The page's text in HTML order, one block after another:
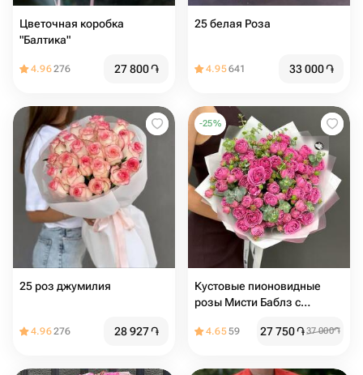
Цветочная коробка
"Балтика"
4.96276 27 800֏
25 белая Роза
4.95641 33 000֏
25 роз джумилия
4.96276 28 927֏
-25%
Кустовые пионовидные
розы Мисти Баблз с
4.6559 27 750֏37 000֏